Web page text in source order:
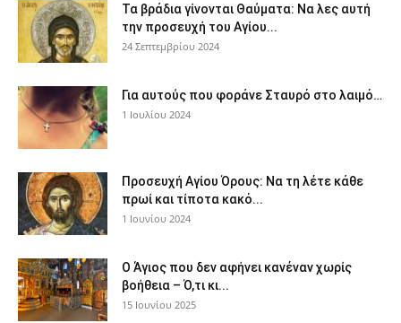
Τα βράδια γίνονται Θαύματα: Να λες αυτή
την προσευχή του Αγίου...
24 Σεπτεμβρίου 2024
Για αυτούς που φοράνε Σταυρό στο λαιμό…
1 Ιουλίου 2024
Προσευχή Αγίου Όρους: Να τη λέτε κάθε
πρωί και τίποτα κακό...
1 Ιουνίου 2024
Ο Άγιος που δεν αφήνει κανέναν χωρίς
βοήθεια – Ό,τι κι...
15 Ιουνίου 2025